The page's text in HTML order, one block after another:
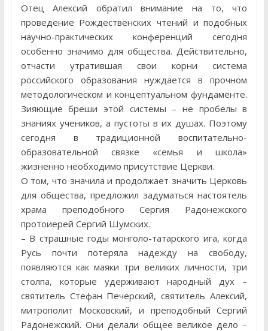
Отец Алексий обратил внимание на то, что
проведение Рождественских чтений и подобных
научно-практических конференций сегодня
особенно значимо для общества. Действительно,
отчасти утратившая свои корни система
российского образования нуждается в прочном
методологическом и концептуальном фундаменте.
Зияющие бреши этой системы – не пробелы в
знаниях учеников, а пустоты в их душах. Поэтому
сегодня в традиционной воспитательно-
образовательной связке «семья и школа»
жизненно необходимо присутствие Церкви.
О том, что значила и продолжает значить Церковь
для общества, предложил задуматься настоятель
храма преподобного Сергия Радонежского
протоиерей Сергий Шумских.
– В страшные годы монголо-татарского ига, когда
Русь почти потеряла надежду на свободу,
появляются как маяки три великих личности, три
столпа, которые удерживают народный дух –
святитель Стефан Печерский, святитель Алексий,
митрополит Московский, и преподобный Сергий
Радонежский. Они делали общее великое дело –